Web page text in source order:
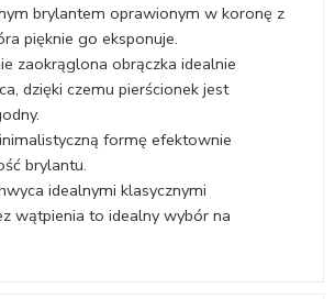
brylantem oprawionym w koronę z
pięknie go eksponuje.
zaokrąglona obrączka idealnie
dzięki czemu pierścionek jest
formę efektownie
brylantu.
idealnymi klasycznymi
wątpienia to idealny wybór na